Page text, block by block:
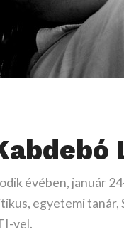
évében, január
egyetemi tanár,
vel.